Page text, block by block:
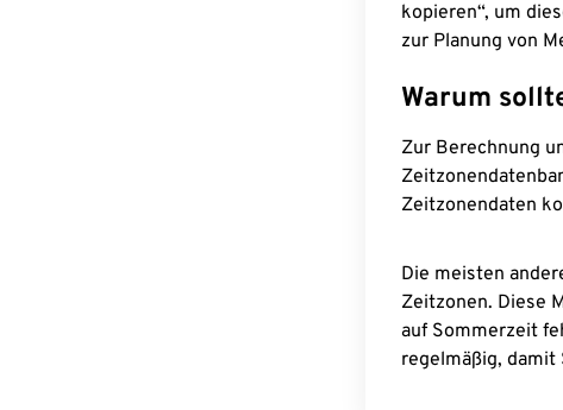
kopieren“, um
zur Planung von
Warum
Zur Berechnung
Zeitzonendaten
Die meisten
Zeitzonen. Diese
auf Sommerzeit
regelmäßig,